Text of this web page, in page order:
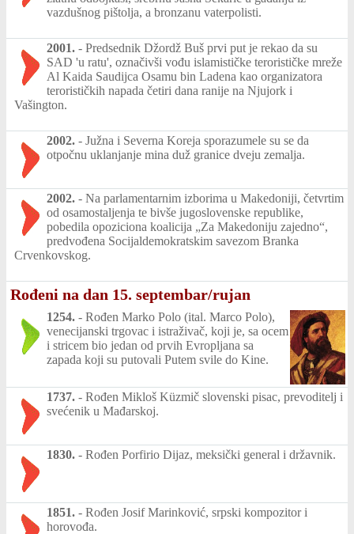
vazdušnog pištolja, a bronzanu vaterpolisti.
2001. - Predsednik Džordž Buš prvi put je rekao da su
SAD 'u ratu', označivši vođu islamističke terorističke mreže
Al Kaida Saudijca Osamu bin Ladena kao organizatora
terorističkih napada četiri dana ranije na Njujork i
Vašington.
2002. - Južna i Severna Koreja sporazumele su se da
otpočnu uklanjanje mina duž granice dveju zemalja.
2002. - Na parlamentarnim izborima u Makedoniji, četvrtim
od osamostaljenja te bivše jugoslovenske republike,
pobedila opoziciona koalicija „Za Makedoniju zajedno“,
predvođena Socijaldemokratskim savezom Branka
Crvenkovskog.
Rođeni na dan 15. septembar/rujan
1254. - Rođen Marko Polo (ital. Marco Polo),
venecijanski trgovac i istraživač, koji je, sa ocem
i stricem bio jedan od prvih Evropljana sa
zapada koji su putovali Putem svile do Kine.
1737. - Rođen Mikloš Küzmič slovenski pisac, prevoditelj i
svećenik u Mađarskoj.
1830. - Rođen Porfirio Dijaz, meksički general i državnik.
1851. - Rođen Josif Marinković, srpski kompozitor i
horovođa.